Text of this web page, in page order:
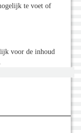
te voet of
voor de inhoud